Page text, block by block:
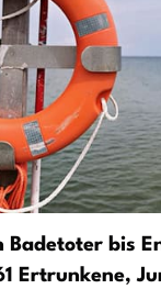
Badetoter bis
Ertrunkene,